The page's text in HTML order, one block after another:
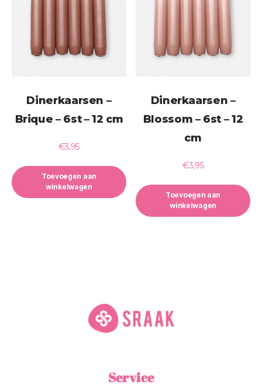
Dinerkaarsen –
Brique – 6st – 12 cm
€3,95
Toevoegen aan
winkelwagen
Dinerkaarsen –
Blossom – 6st – 12
cm
€3,95
Toevoegen aan
winkelwagen
Service